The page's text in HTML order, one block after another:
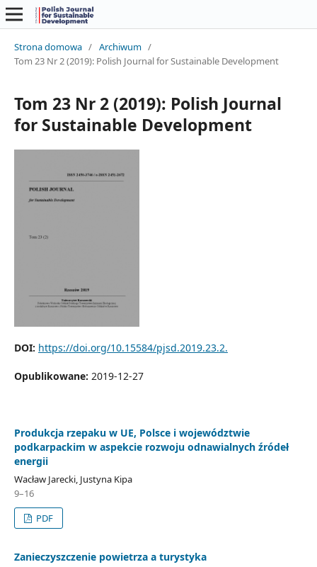
Strona domowa / Archiwum /
Tom 23 Nr 2 (2019): Polish Journal for Sustainable Development
Tom 23 Nr 2 (2019): Polish Journal
for Sustainable Development
DOI: https://doi.org/10.15584/pjsd.2019.23.2.
Opublikowane: 2019-12-27
Produkcja rzepaku w UE, Polsce i województwie
podkarpackim w aspekcie rozwoju odnawialnych źródeł
energii
Wacław Jarecki, Justyna Kipa
9–16
PDF
Zanieczyszczenie powietrza a turystyka